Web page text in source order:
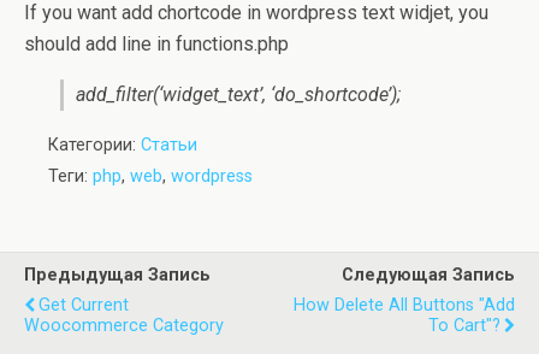
If you want add chortcode in wordpress text widjet, you
should add line in functions.php
add_filter(‘widget_text’, ‘do_shortcode’);
Категории: Статьи
Теги: php, web, wordpress
Предыдущая Запись
Get Current
Woocommerce Category
Следующая Запись
How Delete All Buttons "Add
To Cart"?